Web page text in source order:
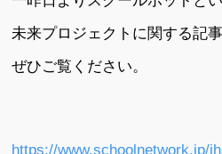
未来プロジェクトに関する記
ぜひご覧ください。
https://www.schoolnetwork.jp/